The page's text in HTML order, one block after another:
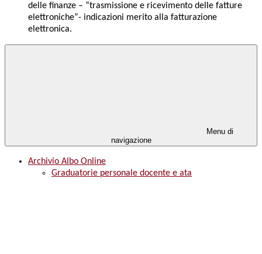
delle finanze – “trasmissione e ricevimento delle fatture
elettroniche”- indicazioni merito alla fatturazione
elettronica.
Menu di
navigazione
Archivio Albo Online
Graduatorie personale docente e ata